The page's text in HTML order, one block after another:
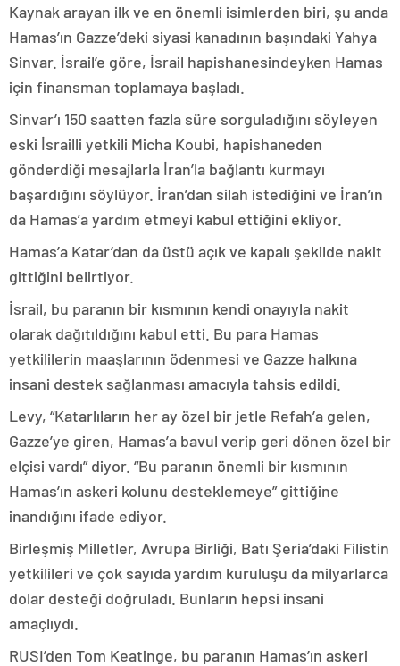
Kaynak arayan ilk ve en önemli isimlerden biri, şu anda
Hamas’ın Gazze’deki siyasi kanadının başındaki Yahya
Sinvar. İsrail’e göre, İsrail hapishanesindeyken Hamas
için finansman toplamaya başladı.
Sinvar’ı 150 saatten fazla süre sorguladığını söyleyen
eski İsrailli yetkili Micha Koubi, hapishaneden
gönderdiği mesajlarla İran’la bağlantı kurmayı
başardığını söylüyor. İran’dan silah istediğini ve İran’ın
da Hamas’a yardım etmeyi kabul ettiğini ekliyor.
Hamas’a Katar’dan da üstü açık ve kapalı şekilde nakit
gittiğini belirtiyor.
İsrail, bu paranın bir kısmının kendi onayıyla nakit
olarak dağıtıldığını kabul etti. Bu para Hamas
yetkililerin maaşlarının ödenmesi ve Gazze halkına
insani destek sağlanması amacıyla tahsis edildi.
Levy, “Katarlıların her ay özel bir jetle Refah’a gelen,
Gazze’ye giren, Hamas’a bavul verip geri dönen özel bir
elçisi vardı” diyor. “Bu paranın önemli bir kısmının
Hamas’ın askeri kolunu desteklemeye” gittiğine
inandığını ifade ediyor.
Birleşmiş Milletler, Avrupa Birliği, Batı Şeria’daki Filistin
yetkilileri ve çok sayıda yardım kuruluşu da milyarlarca
dolar desteği doğruladı. Bunların hepsi insani
amaçlıydı.
RUSI’den Tom Keatinge, bu paranın Hamas’ın askeri